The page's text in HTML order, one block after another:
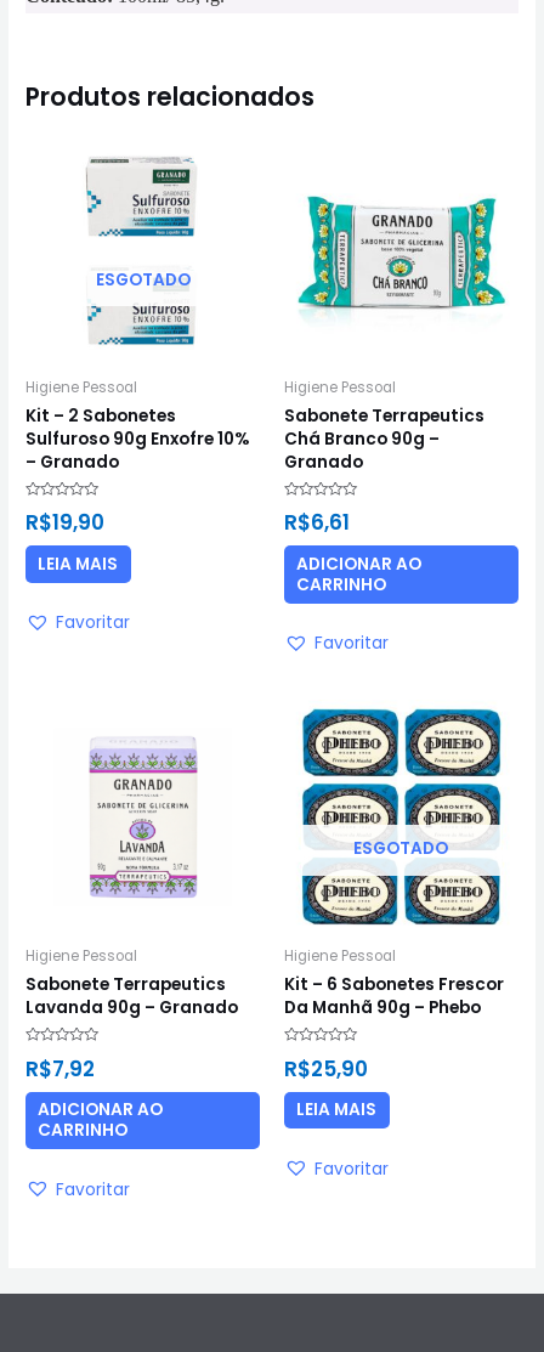
Produtos relacionados
ESGOTADO
Higiene Pessoal
Kit – 2 Sabonetes
Sulfuroso 90g Enxofre 10%
– Granado
0
5
R$19,90
LEIA MAIS
Favoritar
Higiene Pessoal
Sabonete Terrapeutics
Chá Branco 90g –
Granado
0
5
R$6,61
ADICIONAR AO
CARRINHO
Favoritar
Higiene Pessoal
Sabonete Terrapeutics
Lavanda 90g – Granado
0
5
R$7,92
ADICIONAR AO
CARRINHO
Favoritar
ESGOTADO
Higiene Pessoal
Kit – 6 Sabonetes Frescor
Da Manhã 90g – Phebo
0
5
R$25,90
LEIA MAIS
Favoritar